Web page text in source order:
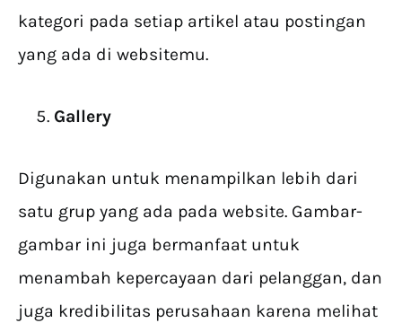
kategori pada setiap artikel atau postingan
yang ada di websitemu.
Gallery
Digunakan untuk menampilkan lebih dari
satu grup yang ada pada website. Gambar-
gambar ini juga bermanfaat untuk
menambah kepercayaan dari pelanggan, dan
juga kredibilitas perusahaan karena melihat